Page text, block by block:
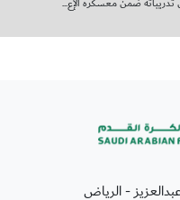
- الرياض